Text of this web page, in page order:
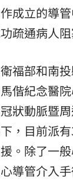
成立的導
疏通病人阻
福部和南
偕紀念醫
狀動脈暨
，目前派
。除了一
導管介入